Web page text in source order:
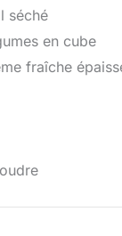
séché
en cube
fraîche